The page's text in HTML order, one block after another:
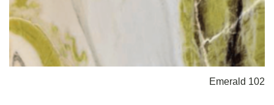
Emerald 102